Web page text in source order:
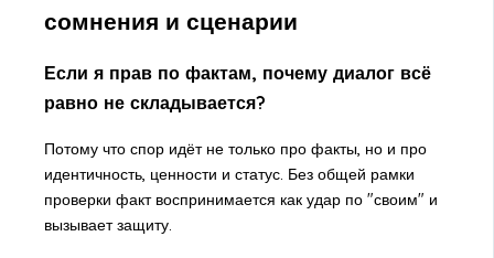
сомнения и сценарии
Если я прав по фактам, почему диалог всё
равно не складывается?
Потому что спор идёт не только про факты, но и про
идентичность, ценности и статус. Без общей рамки
проверки факт воспринимается как удар по "своим" и
вызывает защиту.